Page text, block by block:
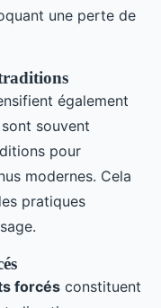
une perte de
également
souvent
pour
modernes. Cela
pratiques
forcés constituent